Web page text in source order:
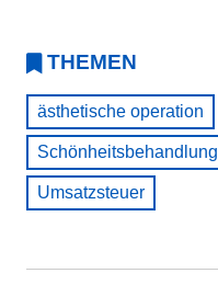
THEMEN
ästhetische operation
Schönheitsbehandlung
Umsatzsteuer